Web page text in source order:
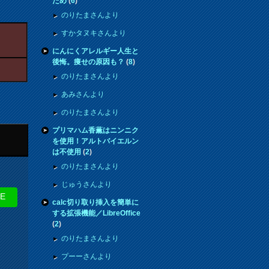
のりたまさんより
すかタヌキさんより
にんにくアレルギー人生と
後悔。痩せの原因も？(8)
のりたまさんより
あみさんより
のりたまさんより
プリマハム香薫はニンニク
を使用！アルトバイエルン
は不使用(2)
のりたまさんより
じゅうさんより
calc切り取り挿入を簡単に
する拡張機能／LibreOffice
(2)
のりたまさんより
プーーさんより